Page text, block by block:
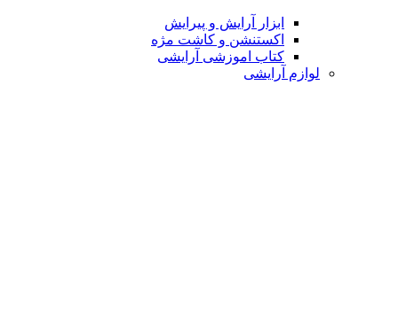
ابزار آرایش و پیرایش
اکستنشن و کاشت مژه
کتاب اموزشی آرایشی
لوازم آرایشی